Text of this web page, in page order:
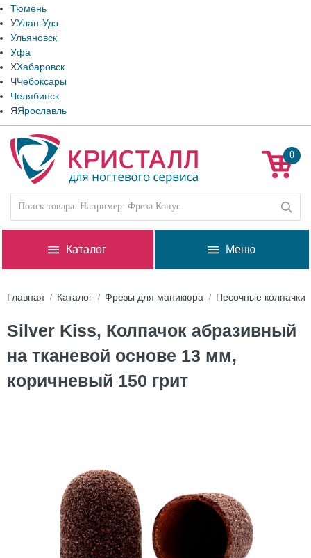
Тюмень
УУлан-Удэ
Ульяновск
Уфа
ХХабаровск
ЧЧебоксары
Челябинск
ЯЯрославль
0
Каталог Меню
Главная Каталог Фрезы для маникюра Песочные колпачки
Silver Kiss, Колпачок абразивный
на тканевой основе 13 мм,
коричневый 150 грит